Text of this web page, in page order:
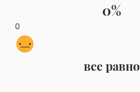
0%
0
все равно